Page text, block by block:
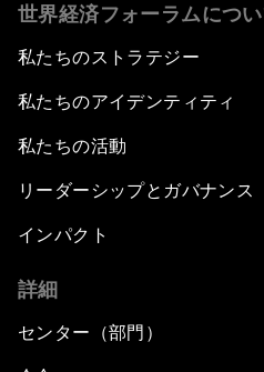
世界経済フォーラムにつ
私たちのストラテジー
私たちのアイデンティティ
私たちの活動
リーダーシップとガバナンス
インパクト
詳細
センター（部門）